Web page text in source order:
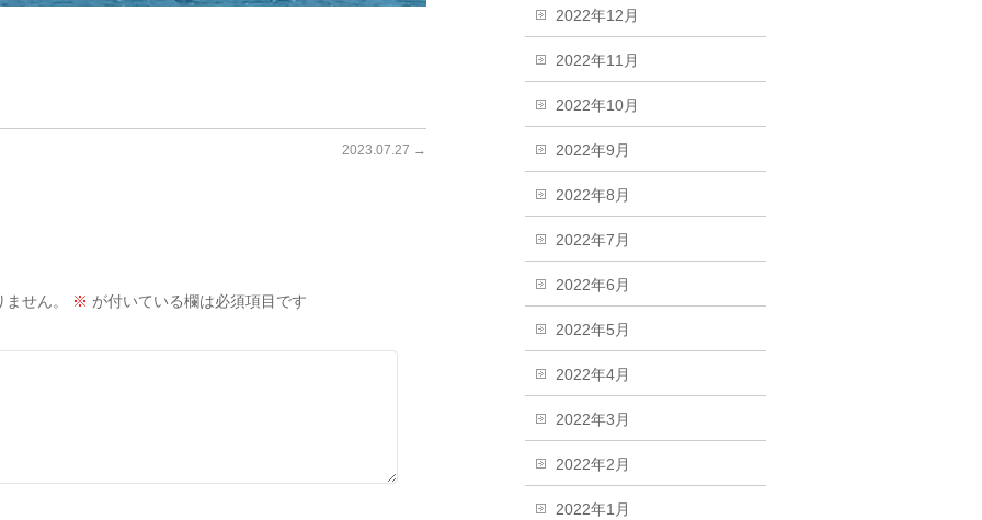
2023.07.27 →
せん。 ※ が付いている欄は必須項目です
2022年12月
2022年11月
2022年10月
2022年9月
2022年8月
2022年7月
2022年6月
2022年5月
2022年4月
2022年3月
2022年2月
2022年1月